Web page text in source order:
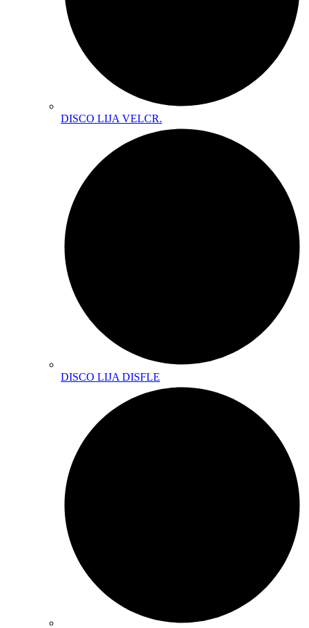
DISCO LIJA VELCR.
DISCO LIJA DISFLE